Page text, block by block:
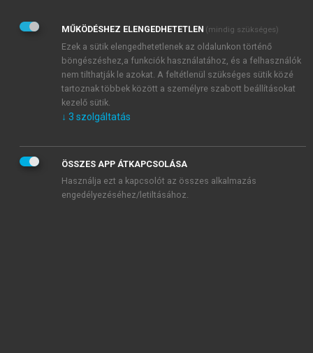
Adatkezelési tájékoztatóbanfoglaltakat tudomásul
veszem és elfogadom.
Általános vásárlási feltételeket, valamint a szotar.netés a
mersz.huoldalak licencszerződéseiben foglaltakat
tudomásul veszem és elfogadom.
KIPRÓBÁLOM
MŰKÖDÉSHEZ ELENGEDHETETLEN (mindig szükséges)
Ezek a sütik elengedhetetlenek az oldalunkon történő
böngészéshez,a funkciók használatához, és a felhasználók
nem tilthatják le azokat. A feltétlenül szükséges sütik közé
tartoznak többek között a személyre szabott beállításokat
kezelő sütik.
↓ 3 szolgáltatás
ÖSSZES APP ÁTKAPCSOLÁSA
Használja ezt a kapcsolót az összes alkalmazás
engedélyezéséhez/letiltásához.